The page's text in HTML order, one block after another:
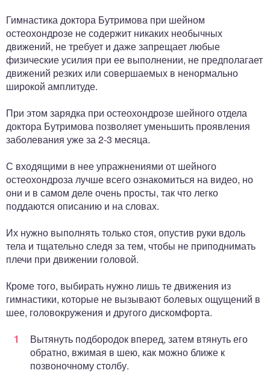
Гимнастика доктора Бутримова при шейном
остеохондрозе не содержит никаких необычных
движений, не требует и даже запрещает любые
физические усилия при ее выполнении, не предполагает
движений резких или совершаемых в ненормально
широкой амплитуде.
При этом зарядка при остеохондрозе шейного отдела
доктора Бутримова позволяет уменьшить проявления
заболевания уже за 2-3 месяца.
С входящими в нее упражнениями от шейного
остеохондроза лучше всего ознакомиться на видео, но
они и в самом деле очень просты, так что легко
поддаются описанию и на словах.
Их нужно выполнять только стоя, опустив руки вдоль
тела и тщательно следя за тем, чтобы не приподнимать
плечи при движении головой.
Кроме того, выбирать нужно лишь те движения из
гимнастики, которые не вызывают болевых ощущений в
шее, головокружения и другого дискомфорта.
Вытянуть подбородок вперед, затем втянуть его
обратно, вжимая в шею, как можно ближе к
позвоночному столбу.